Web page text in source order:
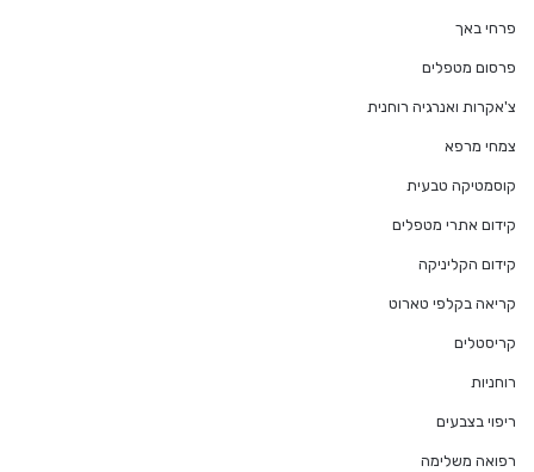
פרחי באך
פרסום מטפלים
צ'אקרות ואנרגיה רוחנית
צמחי מרפא
קוסמטיקה טבעית
קידום אתרי מטפלים
קידום הקליניקה
קריאה בקלפי טארוט
קריסטלים
רוחניות
ריפוי בצבעים
רפואה משלימה